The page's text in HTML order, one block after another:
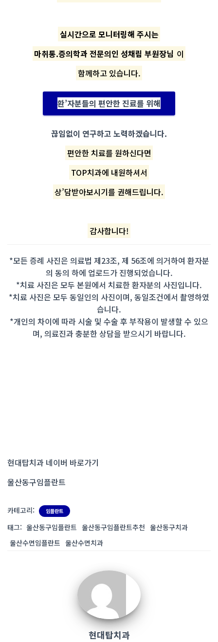
실시간으로 모니터링해 주시는
마취통.증의학과 전문의인 성채림 부원장님 이
함께하고 있습니다.
환’자분들의 편안한 진료를 위해
끊임없이 연구하고 노력하겠습니다.
편안한 치료를 원하신다면
TOP치과에 내원하셔서
상’담받아보시기를 권해드립니다.
감사합니다!
*모든 증례 사진은 의료법 제23조, 제 56조에 의거하여 환자분
의 동의 하에 업로드가 진행되었습니다.
*치료 사진은 모두 본원에서 치료한 환자분의 사진입니다.
*치료 사진은 모두 동일인의 사진이며, 동일조건에서 촬영하였
습니다.
*개인의 차이에 따라 시술 및 수술 후 부작용이 발생할 수 있으
며, 의료진과 충분한 상담을 받으시기 바랍니다.
현대탑치과 네이버 바로가기
울산동구임플란트
카테고리: 임플란트
태그: 울산동구임플란트 울산동구임플란트추천 울산동구치과
울산수면임플란트 울산수면치과
현대탑치과